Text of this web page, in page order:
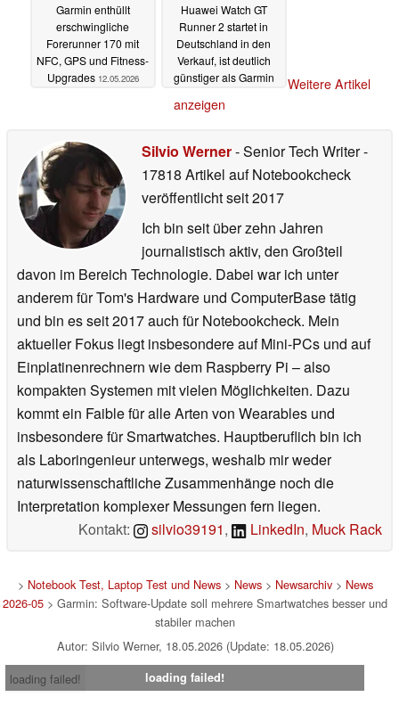
Garmin enthüllt
erschwingliche
Forerunner 170 mit
NFC, GPS und Fitness-
Upgrades 12.05.2026
Huawei Watch GT
Runner 2 startet in
Deutschland in den
Verkauf, ist deutlich
günstiger als Garmin
18.03.2026
Weitere Artikel
anzeigen
Silvio Werner- Senior Tech Writer-
17818 Artikel auf Notebookcheck
veröffentlichtseit 2017
Ich bin seit über zehn Jahren
journalistisch aktiv, den Großteil
davon im Bereich Technologie. Dabei war ich unter
anderem für Tom's Hardware und ComputerBase tätig
und bin es seit 2017 auch für Notebookcheck. Mein
aktueller Fokus liegt insbesondere auf Mini-PCs und auf
Einplatinenrechnern wie dem Raspberry Pi – also
kompakten Systemen mit vielen Möglichkeiten. Dazu
kommt ein Faible für alle Arten von Wearables und
insbesondere für Smartwatches. Hauptberuflich bin ich
als Laboringenieur unterwegs, weshalb mir weder
naturwissenschaftliche Zusammenhänge noch die
Interpretation komplexer Messungen fern liegen.
Kontakt:
silvio39191, LinkedIn, Muck Rack
> Notebook Test, Laptop Test und News> News> Newsarchiv> News
2026-05 > Garmin: Software-Update soll mehrere Smartwatches besser und
stabiler machen
Autor: Silvio Werner, 18.05.2026 (Update: 18.05.2026)
loading failed!
loading failed!